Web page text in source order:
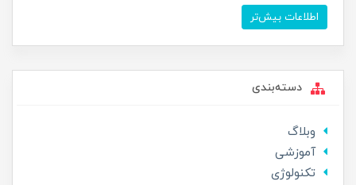
اطلاعات بیش‌تر
دسته‌بندی
وبلاگ
آموزشی
تکنولوژی